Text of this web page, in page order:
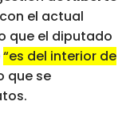
el actual
que el diputado
“es del interior de
que se